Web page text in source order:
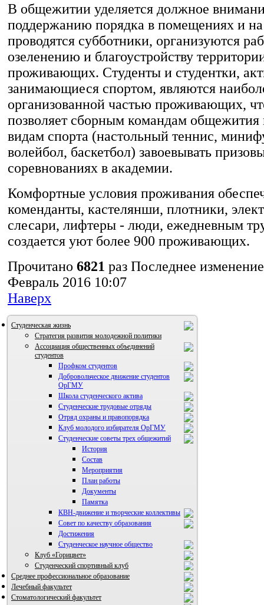
В общежитии уделяется должное
поддержанию порядка в помещениях и на
проводятся субботники, организуются
озеленению и благоустройству
проживающих. Студенты и студентки,
занимающиеся спортом, являются
организованной частью проживающих,
позволяет сборным командам
видам спорта (настольный теннис,
волейбол, баскетбол) завоевывать
соревнованиях в академии.
Комфортные условия проживания
коменданты, кастелянши, плотники,
слесари, лифтеры - люди, ежедневным
создается уют более 900 проживающих.
Прочитано 6821 раз Последнее
Февраль 2016 10:07
Наверх
Студенческая жизнь
Стратегия развития молодежной политики
Ассоциация общественных объединений
студентов
Профком студентов
Добровольческое движение студентов
ОрГМУ
Школа студенческого актива
Студенческие трудовые отряды
Отряд охраны и правопорядка
Клуб молодого избирателя ОрГМУ
Студенческие советы трех общежитий
История
Состав
Мероприятия
План работы
Документы
Памятка
КВН-движение и творческие коллективы
ВИА "Полигон"
Совет по качеству образования
Достижения
Студенческое научное общество
Клуб «Горицвет»
Студенческий спортивный клуб
Среднее профессиональное образование
Лечебный факультет
Стоматологический факультет